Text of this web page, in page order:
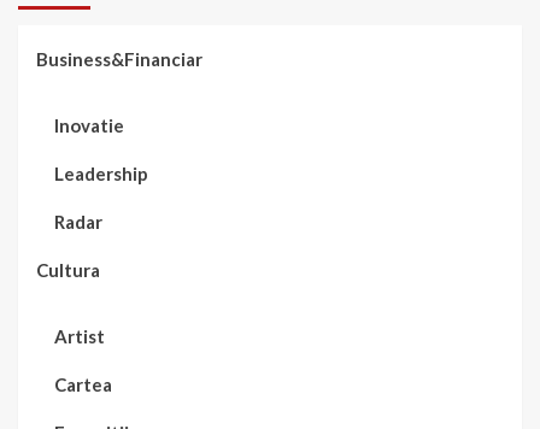
Business&Financiar
Inovatie
Leadership
Radar
Cultura
Artist
Cartea